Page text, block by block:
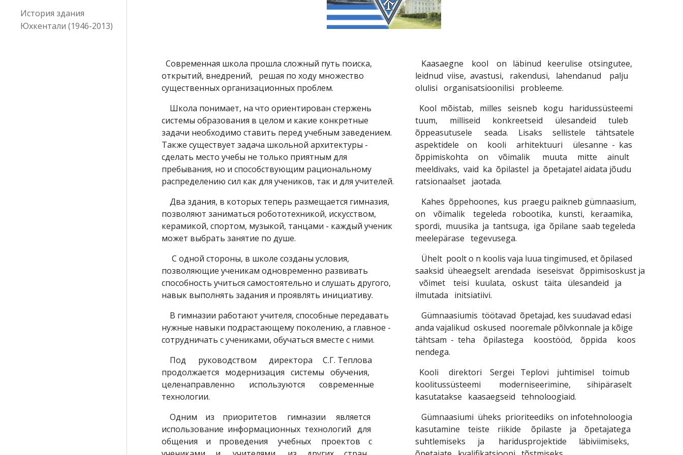
История здания
Юхкентали (1946-2013)
Современная школа прошла сложный путь поиска,
открытий, внедрений, решая по ходу множество
существенных организационных проблем.
Школа понимает, на что ориентирован стержень
системы образования в целом и какие конкретные
задачи необходимо ставить перед учебным заведением.
Также существует задача школьной архитектуры -
сделать место учебы не только приятным для
пребывания, но и способствующим рациональному
распределению сил как для учеников, так и для учителей.
Два здания, в которых теперь размещается гимназия,
позволяют заниматься робототехникой, искусством,
керамикой, спортом, музыкой, танцами - каждый ученик
может выбрать занятие по душе.
С одной стороны, в школе созданы условия,
позволяющие ученикам одновременно развивать
способность учиться самостоятельно и слушать другого,
навык выполнять задания и проявлять инициативу.
В гимназии работают учителя, способные передавать
нужные навыки подрастающему поколению, а главное -
сотрудничать с учениками, обучаться вместе с ними.
Под руководством директора С.Г. Теплова
продолжается модернизация системы обучения,
целенаправленно используются современные
технологии.
Одним из приоритетов гимназии является
использование информационных технологий для
общения и проведения учебных проектов с
Kaasaegne kool on läbinud keerulise otsingutee,
leidnud viise, avastusi, rakendusi, lahendanud palju
olulisi organisatsioonilisi probleeme.
Kool mõistab, milles seisneb kogu haridussüsteemi
tuum, milliseid konkreetseid ülesandeid tuleb
õppeasutusele seada. Lisaks sellistele tähtsatele
aspektidele on kooli arhitektuuri ülesanne - kas
õppimiskohta on võimalik muuta mitte ainult
meeldivaks, vaid ka õpilastel ja õpetajatel aidata jõudu
ratsionaalset jaotada.
Kahes õppehoones, kus praegu paikneb gümnaasium,
on võimalik tegeleda robootika, kunsti, keraamika,
spordi, muusika ja tantsuga, iga õpilane saab tegeleda
meelepärase tegevusega.
Ühelt poolt o n koolis vaja luua tingimused, et õpilased
saaksid üheaegselt arendada iseseisvat õppimisoskust ja
võimet teisi kuulata, oskust täita ülesandeid ja
ilmutada initsiatiivi.
Gümnaasiumis töötavad õpetajad, kes suudavad edasi
anda vajalikud oskused nooremale põlvkonnale ja kõige
tähtsam - teha õpilastega koostööd, õppida koos
nendega.
Kooli direktori Sergei Teplovi juhtimisel toimub
koolitussüsteemi moderniseerimine, sihipäraselt
kasutatakse kaasaegseid tehnoloogiaid.
Gümnaasiumi üheks prioriteediks on infotehnoloogia
kasutamine teiste riikide õpilaste ja õpetajatega
suhtlemiseks ja haridusprojektide läbiviimiseks,